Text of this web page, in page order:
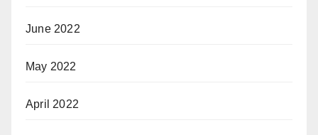
June 2022
May 2022
April 2022